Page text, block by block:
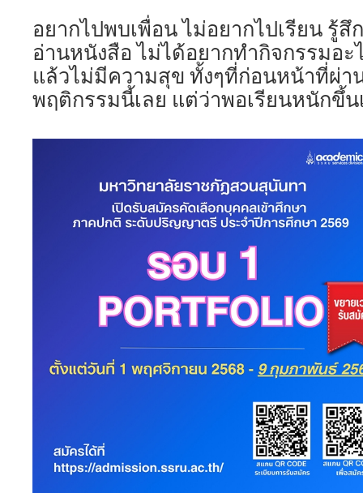
อยากไปพบเพื่อน ไม่อยากไปเรียน รู้
อ่านหนังสือ ไม่ได้อยากทำกิจกรรมอะ
แล้วไม่มีความสุข ทั้งๆที่ก่อนหน้าที่ผ่า
พฤติกรรมนี้เลย แต่ว่าพอเรียนหนักขึ้น